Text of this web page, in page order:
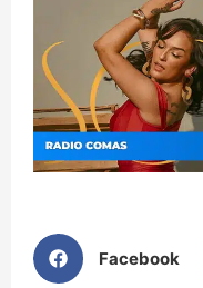
Facebook